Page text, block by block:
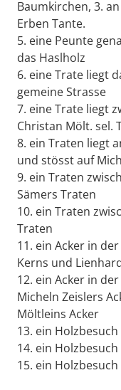
Baumkirchen, 3.
Erben Tante.
5. eine Peunte
das Haslholz
6. eine Trate liegt
gemeine Strasse
7. eine Trate liegt
Christan Mölt. sel.
8. ein Traten liegt
und stösst auf
9. ein Traten
Sämers Traten
10. ein Traten
Traten
11. ein Acker in
Kerns und
12. ein Acker in
Micheln Zeislers
Möltleins Acker
13. ein
14. ein
15. ein